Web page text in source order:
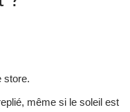
store.
même si le soleil est